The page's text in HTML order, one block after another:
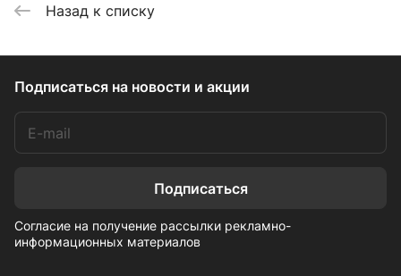
Назад к списку
Подписаться на новости и акции
Подписаться
Согласие на получение рассылки рекламно-
информационных материалов